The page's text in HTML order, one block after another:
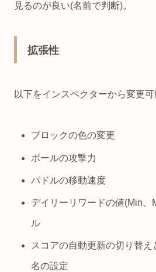
見るのが良い(名前で判断)。
拡張性
以下をインスペクターから変更可
ブロックの色の変更
ボールの攻撃力
パドルの移動速度
デイリーリワードの値(Min、
ル
スコアの自動更新の切り替え
名の設定